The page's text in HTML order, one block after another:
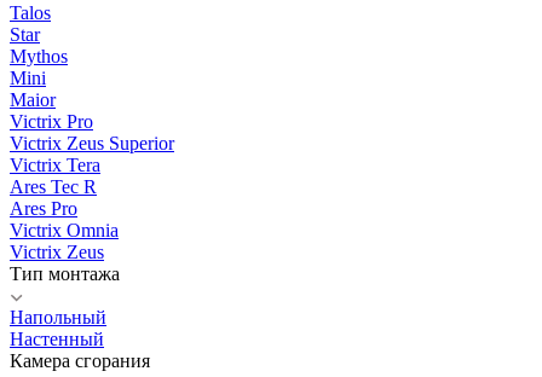
Talos
Star
Mythos
Mini
Maior
Victrix Pro
Victrix Zeus Superior
Victrix Tera
Ares Tec R
Ares Pro
Victrix Omnia
Victrix Zeus
Тип монтажа
Напольный
Настенный
Камера сгорания